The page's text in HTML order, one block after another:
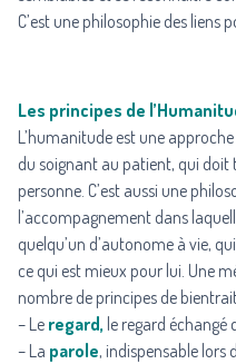
C’est une philosophie des liens
Les principes de
L’humanitude est une
du soignant au patient, qui
personne. C’est aussi une
l’accompagnement dans
quelqu’un d’autonome à vie,
ce qui est mieux pour lui. Une
nombre de principes de
– Le regard, le regard
– La parole, indispensable lors